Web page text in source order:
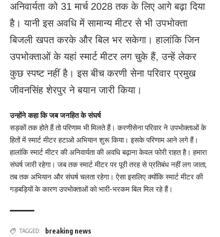
अनिवार्यता को 31 मार्च 2028 तक के लिए आगे बढ़ा दिया
है। यानी इस अवधि में सामान्य मीटर से भी उपभोक्ता
बिजली खपत करके और बिल भर सकेगा। हालांकि जिन
उपभोक्ताओं के यहां स्मार्ट मीटर लग चुके हैं, उन्हें लेकर
कुछ स्पष्ट नहीं है। इस बीच करणी सेना परिवार प्रमुख
जीवनसिंह शेरपुर ने बयान जारी किया।
उन्होंने कहा कि जब जनहित के संघर्ष
सड़कों तक होते हैं तो परिणाम भी मिलते हैं। करणीसेना परिवार ने उपभोक्ताओं के
हितों में स्मार्ट मीटर हटाओ अभियान शुरू किया। इसके परिणाम आने लगे हैं।
हालांकि स्मार्ट मीटर की अनिवार्यता की अवधि बढ़ाना केवल फोरी राहत है। हमारा
संघर्ष जारी रहेगा। जब तक स्मार्ट मीटर पर पूरी तरह से प्रतिबंध नहीं लग जाता,
तब तक अभियान और संघर्ष चलता रहेगा। ऐसा इसलिए क्योंकि स्मार्ट मीटर की
गड़बड़ियों के कारण उपभोक्ताओं को भारी-भरकम बिल मिल रहे हैं।
TAGGED: breaking news